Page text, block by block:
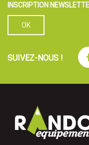
INSCRIPTION
SUIVEZ-NOUS !